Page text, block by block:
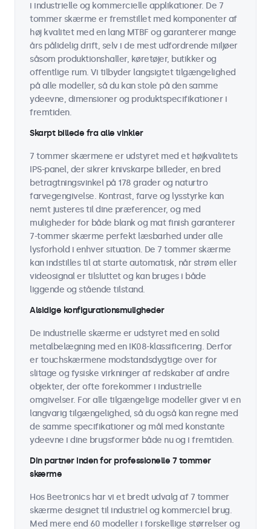
i industrielle og kommercielle applikationer. De 7
tommer skærme er fremstillet med komponenter af
høj kvalitet med en lang MTBF og garanterer mange
års pålidelig drift, selv i de mest udfordrende miljøer
såsom produktionshaller, køretøjer, butikker og
offentlige rum. Vi tilbyder langsigtet tilgængelighed
på alle modeller, så du kan stole på den samme
ydeevne, dimensioner og produktspecifikationer i
fremtiden.
Skarpt billede fra alle vinkler
7 tommer skærmene er udstyret med et højkvalitets
IPS-panel, der sikrer knivskarpe billeder, en bred
betragtningsvinkel på 178 grader og naturtro
farvegengivelse. Kontrast, farve og lysstyrke kan
nemt justeres til dine præferencer, og med
muligheder for både blank og mat finish garanterer
7-tommer skærme perfekt læsbarhed under alle
lysforhold i enhver situation. De 7 tommer skærme
kan indstilles til at starte automatisk, når strøm eller
videosignal er tilsluttet og kan bruges i både
liggende og stående tilstand.
Alsidige konfigurationsmuligheder
De industrielle skærme er udstyret med en solid
metalbelægning med en IK08-klassificering. Derfor
er touchskærmene modstandsdygtige over for
slitage og fysiske virkninger af redskaber af andre
objekter, der ofte forekommer i industrielle
omgivelser. For alle tilgængelige modeller giver vi en
langvarig tilgængelighed, så du også kan regne med
de samme specifikationer og mål med konstante
ydeevne i dine brugsformer både nu og i fremtiden.
Din partner inden for professionelle 7 tommer
skærme
Hos Beetronics har vi et bredt udvalg af 7 tommer
skærme designet til industriel og kommerciel brug.
Med mere end 60 modeller i forskellige størrelser og